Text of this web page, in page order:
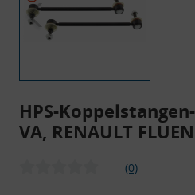
HPS-
VA, RENAULT
(0)